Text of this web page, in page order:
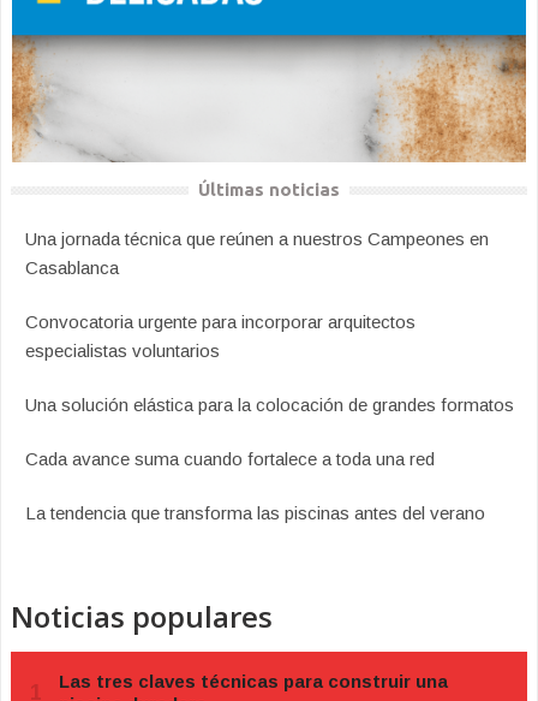
Últimas noticias
Una jornada técnica que reúnen a nuestros Campeones en
Casablanca
Convocatoria urgente para incorporar arquitectos
especialistas voluntarios
Una solución elástica para la colocación de grandes formatos
Cada avance suma cuando fortalece a toda una red
La tendencia que transforma las piscinas antes del verano
Noticias populares